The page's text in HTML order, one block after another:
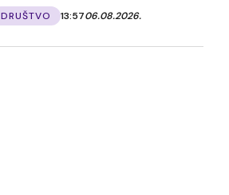
DRUŠTVO 13:5706.08.2026.